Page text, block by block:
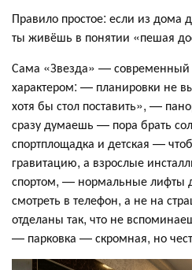
Правило простое: если из дома
ты живёшь в понятии «пешая
Сама «Звезда» — современный
характером: — планировки не
хотя бы стол поставить», —
сразу думаешь — пора брать
спортплощадка и детская —
гравитацию, а взрослые
спортом, — нормальные лифты
смотреть в телефон, а не на
отделаны так, что не
— парковка — скромная, но